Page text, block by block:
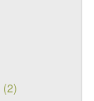
(2)